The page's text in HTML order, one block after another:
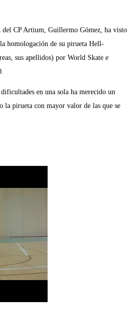
CP Artium, Guillermo Gómez, ha visto
homologación de su pirueta Hell-
sus apellidos) por World Skate e
en una sola ha merecidoun
la pirueta con mayor valor de las que se